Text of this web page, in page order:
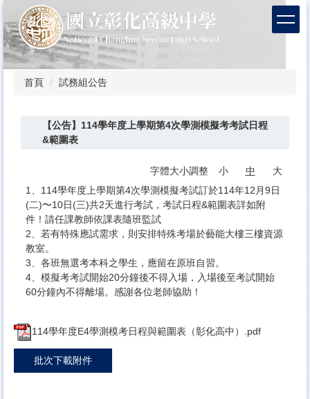
到
主
要
內
首頁 試務組公告
【公告】114學年度上學期第4次學測模擬考考試日程
&範圍表
字體大小調整 小 中
大
1、114學年度上學期第4次學測模擬考試訂於114年12月9日
(二)〜10日(三)共2天進行考試，考試日程&範圍表詳如附
件！請任課教師依課表隨班監試
2、若有特殊應試需求，則安排特殊考場於藝能大樓三樓資源
教室。
3、各班無選考本科之學生，應留在原班自習。
4、模擬考考試開始20分鐘後不得入場，入場後至考試開始
60分鐘內不得離場。感謝各位老師協助！
114學年度E4學測模考日程與範圍表（彰化高中）.pdf
批次下載附件